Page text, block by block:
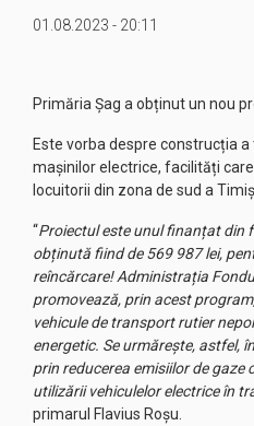
01.08.2023 - 20:11
Primăria Șag a obținut un nou
Este vorba despre construcția
mașinilor electrice, facilități
locuitorii din zona de sud a
“Proiectul este unul finanțat din
obținută fiind de 569 987 lei,
reîncărcare! Administrația
promovează, prin acest
vehicule de transport rutier
energetic. Se urmărește, astfel,
prin reducerea emisiilor de gaze
utilizării vehiculelor electrice în
primarul Flavius Roșu.